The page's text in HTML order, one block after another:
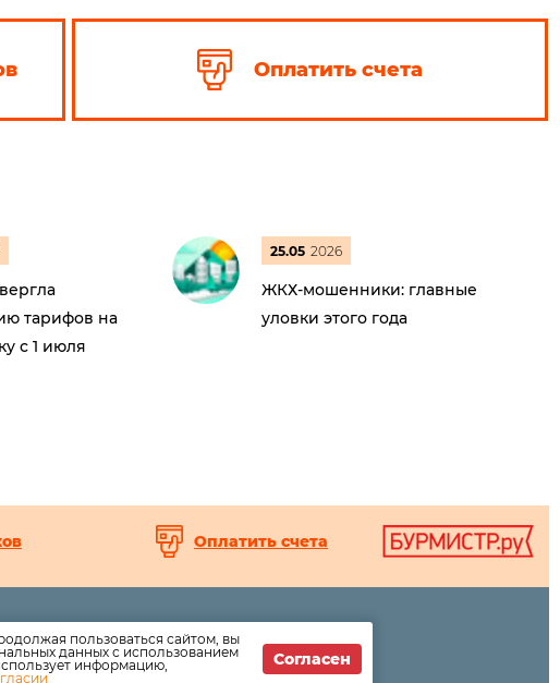
Оплатить счета
тарифов на
с 1 июля
25.05 2026
ЖКХ-мошенники: главные
уловки этого года
Оплатить счета
информации
пользоваться сайтом, вы
данных с использованием
информацию,
Согласен